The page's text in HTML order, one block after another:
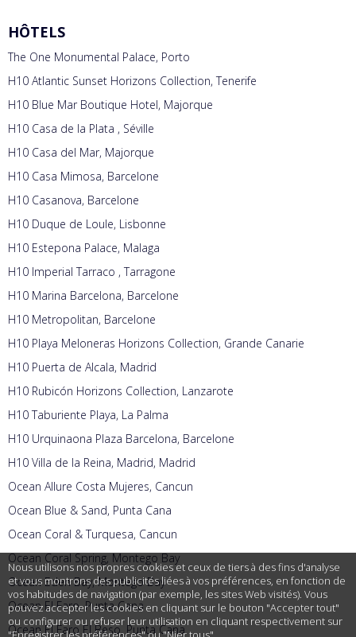
Nous utilisons nos propres cookies et ceux de tiers à des fins d'analyse
et vous montrons des publicités liées à vos préférences, en fonction de
vos habitudes de navigation (par exemple, les sites Web visités). Vous
pouvez accepter les cookies en cliquant sur le bouton "Accepter tout"
ou configurer ou refuser leur utilisation en cliquant respectivement sur
HÔTELS
The One Monumental Palace, Porto
H10 Atlantic Sunset Horizons Collection, Tenerife
H10 Blue Mar Boutique Hotel, Majorque
H10 Casa de la Plata , Séville
H10 Casa del Mar, Majorque
H10 Casa Mimosa, Barcelone
H10 Casanova, Barcelone
H10 Duque de Loule, Lisbonne
H10 Estepona Palace, Malaga
H10 Imperial Tarraco , Tarragone
H10 Marina Barcelona, Barcelone
H10 Metropolitan, Barcelone
H10 Playa Meloneras Horizons Collection, Grande Canarie
H10 Puerta de Alcala, Madrid
H10 Rubicón Horizons Collection, Lanzarote
H10 Taburiente Playa, La Palma
H10 Urquinaona Plaza Barcelona, Barcelone
H10 Villa de la Reina, Madrid, Madrid
Ocean Allure Costa Mujeres, Cancun
Ocean Blue & Sand, Punta Cana
Ocean Coral & Turquesa, Cancun
Ocean Coral Spring, Montego Bay
Ocean Eden Bay, Montego Bay
Ocean El Faro, Punta Cana
Ocean El Faro El Beso, Punta Cana